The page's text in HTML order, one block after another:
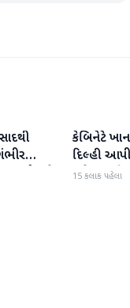
માટે
રાષ્ટ્રીય
કેબિનેટે
દિલ્હી
માટે નવા
15 કલાક પહેલા